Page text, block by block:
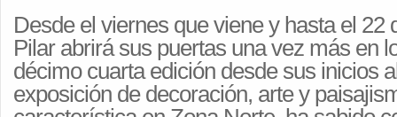
Desde el viernes que viene y hasta el 22
Pilar abrirá sus puertas una vez más en
décimo cuarta edición desde sus inicios
exposición de decoración, arte y